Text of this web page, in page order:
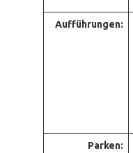
Aufführungen:
Parken: